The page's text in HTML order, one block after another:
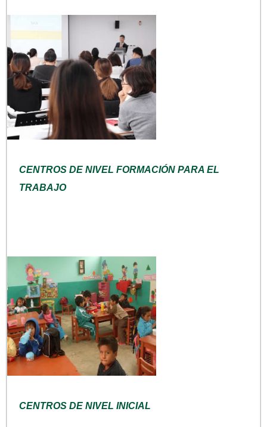
CENTROS DE NIVEL FORMACIÓN PARA EL
TRABAJO
CENTROS DE NIVEL INICIAL